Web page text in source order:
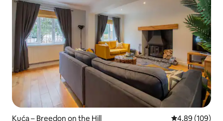
Kuća – Breedon on the Hill Prosječna
4,89 (109)